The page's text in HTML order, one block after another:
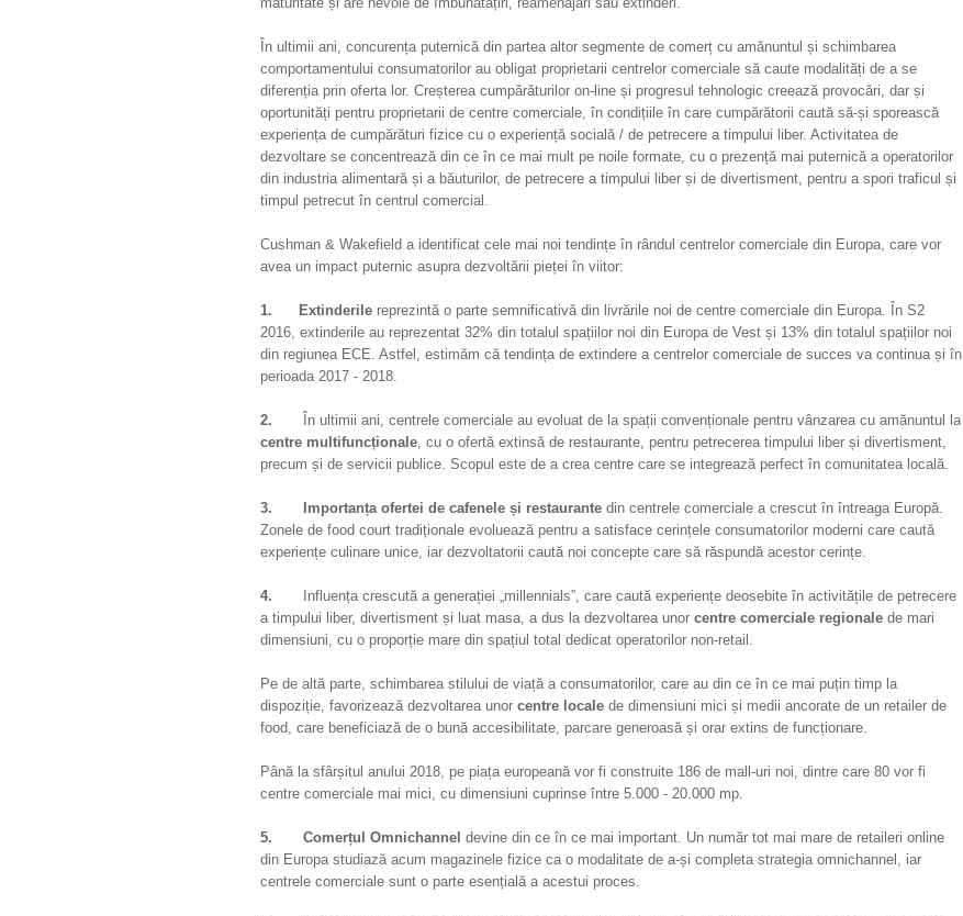
În ultimii ani, concurența puternică din partea altor segmente de comerț cu amănuntul și schimbarea
comportamentului consumatorilor au obligat proprietarii centrelor comerciale să caute modalități de a se
diferenția prin oferta lor. Creșterea cumpărăturilor on-line și progresul tehnologic creează provocări, dar și
oportunități pentru proprietarii de centre comerciale, în condițiile în care cumpărătorii caută să-și sporească
experiența de cumpărături fizice cu o experiență socială / de petrecere a timpului liber. Activitatea de
dezvoltare se concentrează din ce în ce mai mult pe noile formate, cu o prezență mai puternică a operatorilor
din industria alimentară și a băuturilor, de petrecere a timpului liber și de divertisment, pentru a spori traficul și
timpul petrecut în centrul comercial.
Cushman & Wakefield a identificat cele mai noi tendințe în rândul centrelor comerciale din Europa, care vor
avea un impact puternic asupra dezvoltării pieței în viitor:
1. Extinderile reprezintă o parte semnificativă din livrările noi de centre comerciale din Europa. În S2
2016, extinderile au reprezentat 32% din totalul spațiilor noi din Europa de Vest și 13% din totalul spațiilor noi
din regiunea ECE. Astfel, estimăm că tendința de extindere a centrelor comerciale de succes va continua și în
perioada 2017 - 2018.
2.
În ultimii ani, centrele comerciale au evoluat de la spații convenționale pentru vânzarea cu amănuntul la
centre multifuncționale, cu o ofertă extinsă de restaurante, pentru petrecerea timpului liber și divertisment,
precum și de servicii publice. Scopul este de a crea centre care se integrează perfect în comunitatea locală.
3. Importanța ofertei de cafenele și restaurante din centrele comerciale a crescut în întreaga Europă.
Zonele de food court tradiționale evoluează pentru a satisface cerințele consumatorilor moderni care caută
experiențe culinare unice, iar dezvoltatorii caută noi concepte care să răspundă acestor cerințe.
4.
Influența crescută a generației „millennials”, care caută experiențe deosebite în activitățile de petrecere
a timpului liber, divertisment și luat masa, a dus la dezvoltarea unor centre comerciale regionale de mari
dimensiuni, cu o proporție mare din spațiul total dedicat operatorilor non-retail.
Pe de altă parte, schimbarea stilului de viață a consumatorilor, care au din ce în ce mai puțin timp la
dispoziție, favorizează dezvoltarea unor centre locale de dimensiuni mici și medii ancorate de un retailer de
food, care beneficiază de o bună accesibilitate, parcare generoasă și orar extins de funcționare.
Până la sfârșitul anului 2018, pe piața europeană vor fi construite 186 de mall-uri noi, dintre care 80 vor fi
centre comerciale mai mici, cu dimensiuni cuprinse între 5.000 - 20.000 mp.
5. Comerțul Omnichannel devine din ce în ce mai important. Un număr tot mai mare de retaileri online
din Europa studiază acum magazinele fizice ca o modalitate de a-și completa strategia omnichannel, iar
centrele comerciale sunt o parte esențială a acestui proces.